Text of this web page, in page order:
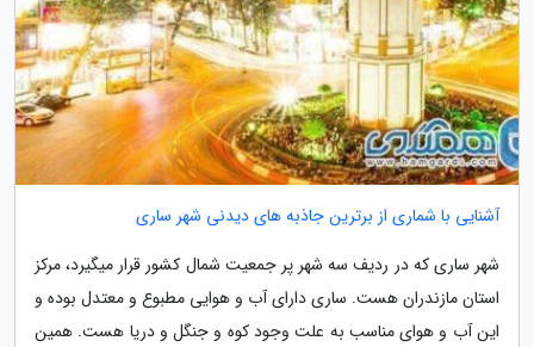
آشنایی با شماری از برترین جاذبه های دیدنی شهر ساری
شهر ساری که در ردیف سه شهر پر جمعیت شمال کشور قرار میگیرد، مرکز
استان مازندران هست. ساری دارای آب و هوایی مطبوع و معتدل بوده و
این آب و هوای مناسب به علت وجود کوه و جنگل و دریا هست. همین